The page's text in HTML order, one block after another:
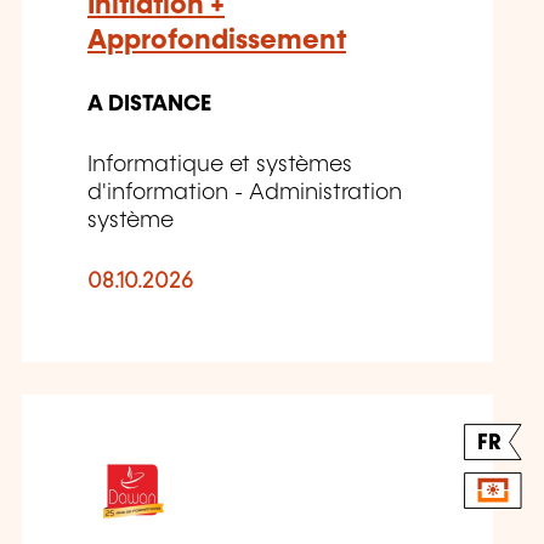
Initiation +
Approfondissement
A DISTANCE
Informatique et systèmes
d'information - Administration
système
08.10.2026
FR